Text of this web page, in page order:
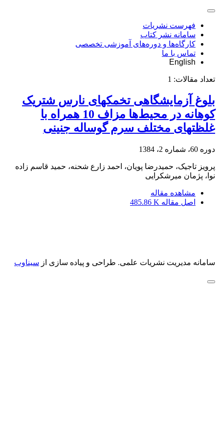
فهرست نشریات
سامانه نشر کتاب
کارگاه‌ها و دوره‌های آموزشی تخصصی
تماس با ما
English
تعداد مقالات: 1
بلوغ آزمایشگاهی تخمکهای نارس شتریک
کوهانه در محیط‌ها مزاف 10 همراه با
غلظتهای مختلف سرم گوساله جنینی
دوره 60، شماره 2، 1384
پرویز تاجیک، حمیدرضا پویان، احمد زارع شحنه، حمید قاسم زاده
نوا، پژمان میرشکرایی
مشاهده مقاله
اصل مقاله 485.86 K
سامانه مدیریت نشریات علمی. طراحی و پیاده سازی از سیناوب